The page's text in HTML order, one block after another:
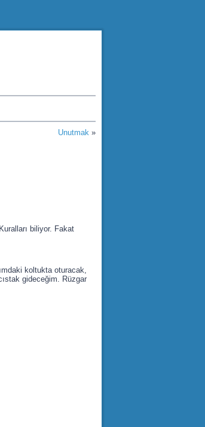
Unutmak »
biliyor. Fakat
koltukta oturacak,
gideceğim. Rüzgar